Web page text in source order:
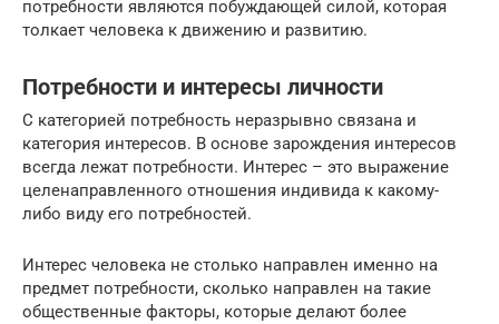
потребности являются побуждающей силой, которая
толкает человека к движению и развитию.
Потребности и интересы личности
С категорией потребность неразрывно связана и
категория интересов. В основе зарождения интересов
всегда лежат потребности. Интерес – это выражение
целенаправленного отношения индивида к какому-
либо виду его потребностей.
Интерес человека не столько направлен именно на
предмет потребности, сколько направлен на такие
общественные факторы, которые делают более